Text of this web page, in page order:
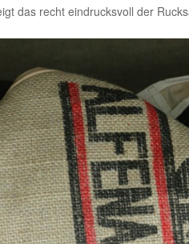
das recht eindrucksvoll der